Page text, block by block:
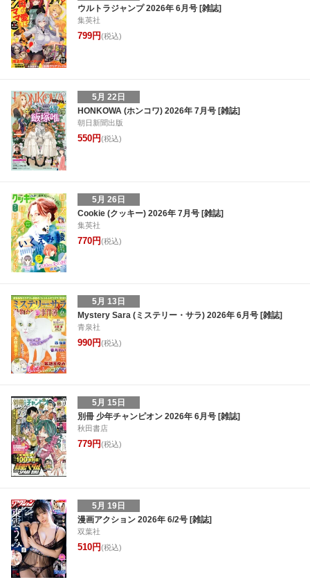
ウルトラジャンプ 2026年 6月号 [雑誌]
集英社
799円(税込)
5月 22日
HONKOWA (ホンコワ) 2026年 7月号 [雑誌]
朝日新聞出版
550円(税込)
5月 26日
Cookie (クッキー) 2026年 7月号 [雑誌]
集英社
770円(税込)
5月 13日
Mystery Sara (ミステリー・サラ) 2026年 6月号 [雑誌]
青泉社
990円(税込)
5月 15日
別冊 少年チャンピオン 2026年 6月号 [雑誌]
秋田書店
779円(税込)
5月 19日
漫画アクション 2026年 6/2号 [雑誌]
双葉社
510円(税込)